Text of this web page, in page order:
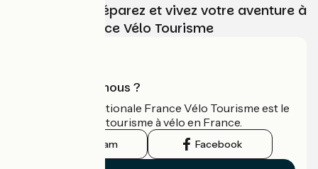
Choisissez, préparez et vivez votre aventure à
vélo avec France Vélo Tourisme
Qui sommes-nous ?
L'association nationale France Vélo Tourisme est le
guide officiel du tourisme à vélo en France.
Instagram Facebook